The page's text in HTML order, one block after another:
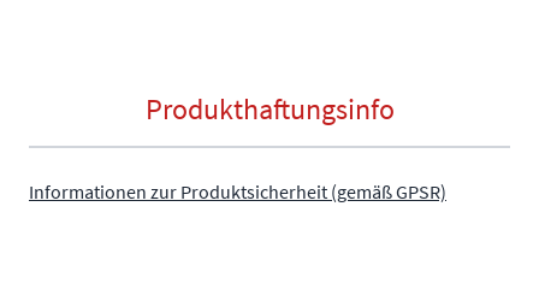
Produkthaftungsinfo
Informationen zur Produktsicherheit (gemäß GPSR)